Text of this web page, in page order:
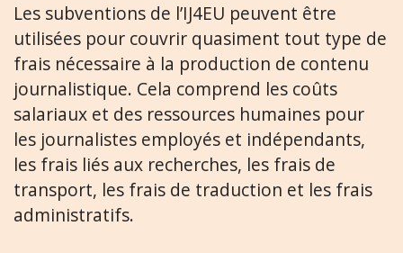
Les subventions de l’IJ4EU peuvent être
utilisées pour couvrir quasiment tout type de
frais nécessaire à la production de contenu
journalistique. Cela comprend les coûts
salariaux et des ressources humaines pour
les journalistes employés et indépendants,
les frais liés aux recherches, les frais de
transport, les frais de traduction et les frais
administratifs.